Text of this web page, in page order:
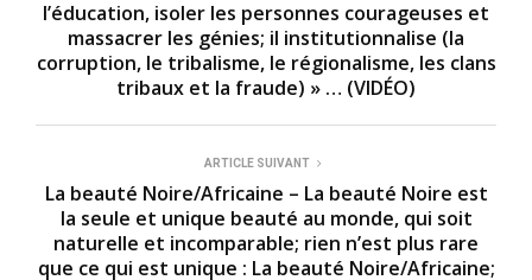
l’éducation, isoler les personnes courageuses et
massacrer les génies; il institutionnalise (la
corruption, le tribalisme, le régionalisme, les clans
tribaux et la fraude) » … (VIDÉO)
ARTICLE SUIVANT
La beauté Noire/Africaine – La beauté Noire est
la seule et unique beauté au monde, qui soit
naturelle et incomparable; rien n’est plus rare
que ce qui est unique : La beauté Noire/Africaine;